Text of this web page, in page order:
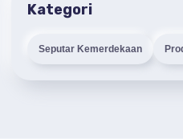
Kategori
Seputar Kemerdekaan